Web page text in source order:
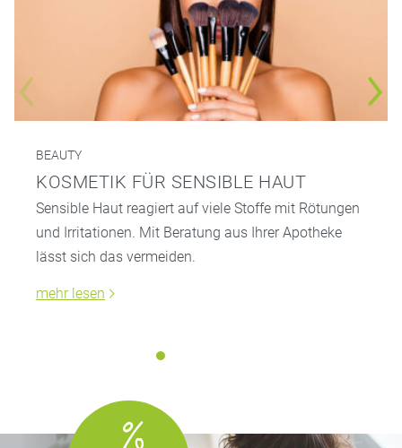
BEAUTY
KOSMETIK FÜR SENSIBLE HAUT
Sensible Haut reagiert auf viele Stoffe mit Rötungen
und Irritationen. Mit Beratung aus Ihrer Apotheke
lässt sich das vermeiden.
mehr lesen